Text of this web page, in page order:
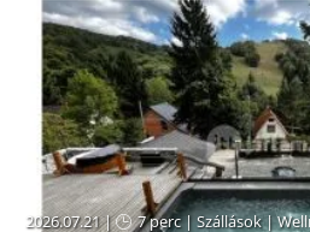
2026.07.21 | 7 perc|Szállások|